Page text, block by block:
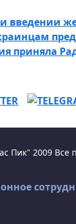
введении
приняла
Пик" 2009